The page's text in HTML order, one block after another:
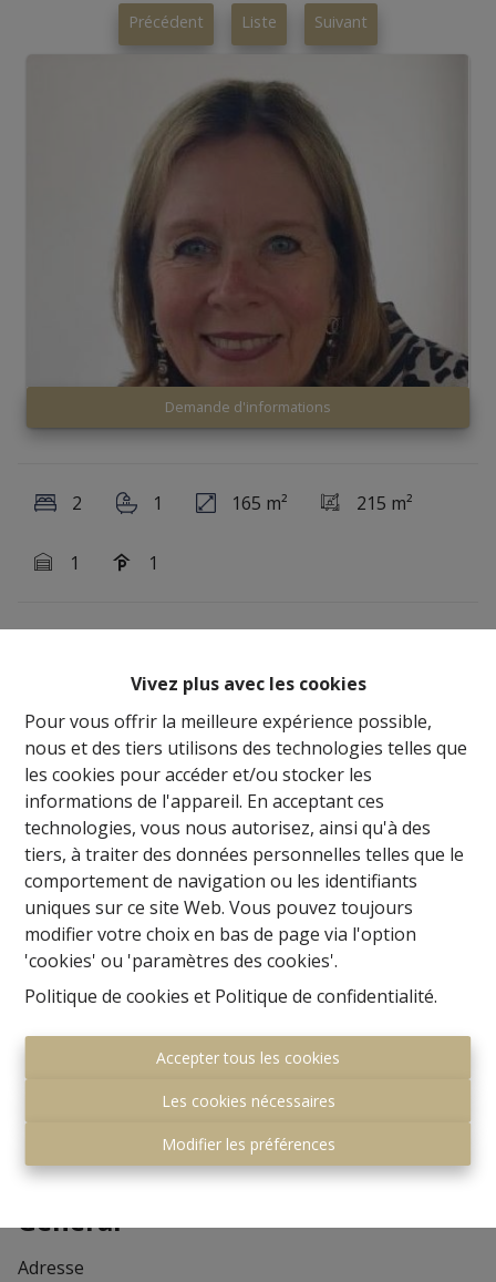
Vivez plus avec les cookies
Pour vous offrir la meilleure expérience possible,
nous et des tiers utilisons des technologies telles que
les cookies pour accéder et/ou stocker les
informations de l'appareil. En acceptant ces
technologies, vous nous autorisez, ainsi qu'à des
tiers, à traiter des données personnelles telles que le
comportement de navigation ou les identifiants
uniques sur ce site Web. Vous pouvez toujours
modifier votre choix en bas de page via l'option
'cookies' ou 'paramètres des cookies'.
Politique de cookies et Politique de confidentialité.
Accepter tous les cookies
Les cookies nécessaires
Modifier les préférences
Précédent Liste Suivant
Demande d'informations
2 1 165 m² 215 m²
1 1
un agréable jardin, à deux pas de l'arrêt de bus et des
commerces et comprenant : REZ : Séjour avec parquet
de 32m², cuisine équipée attenante de 10m², salle de
bain avec WC et baignoire, chambre de 11m². Grand
garage ou atelier de 30m². A l'étage : 1 pièce de 16m², et
un grenier spacieux où l'on peut créer 1 chambre
supplémentaire. Cave de 16m². Beau jardin avec
terrasse. PEB = C : la chaudière à condensation date de
2025, l'électricité est conforme et la maison n'a pas
d'amiante ! !!PLUS D' INFO:
www.waversesteenweg199.be
Général
Adresse